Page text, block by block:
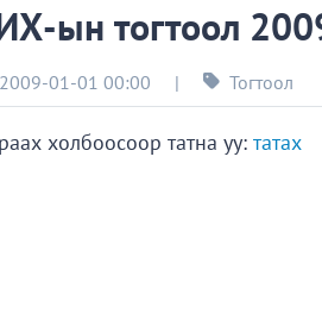
ын тогтоол
2009-01-01 00:00 | Тогтоол
холбоосоор татна уу: татах